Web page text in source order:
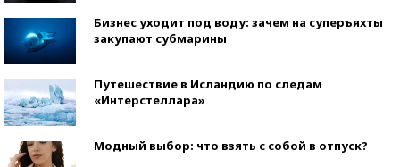
Бизнес уходит под воду: зачем на суперъяхты
закупают субмарины
Путешествие в Исландию по следам
«Интерстеллара»
Модный выбор: что взять с собой в отпуск?